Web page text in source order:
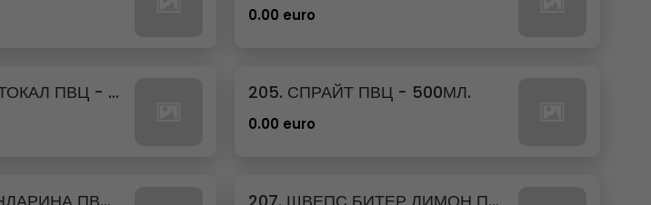
0.00 euro
203. ФАНТА ПОРТОКАЛ ПВЦ - 500МЛ. 205. СПРАЙТ ПВЦ - 500МЛ.
0.00 euro